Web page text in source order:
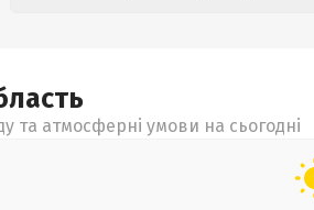
та атмосферні умови на сьогодні